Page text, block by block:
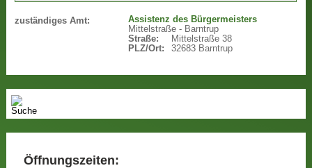
zuständiges Amt:
Assistenz des Bürgermeisters
Mittelstraße - Barntrup
Straße:
Mittelstraße 38
PLZ/Ort:
32683 Barntrup
Öffnungszeiten: